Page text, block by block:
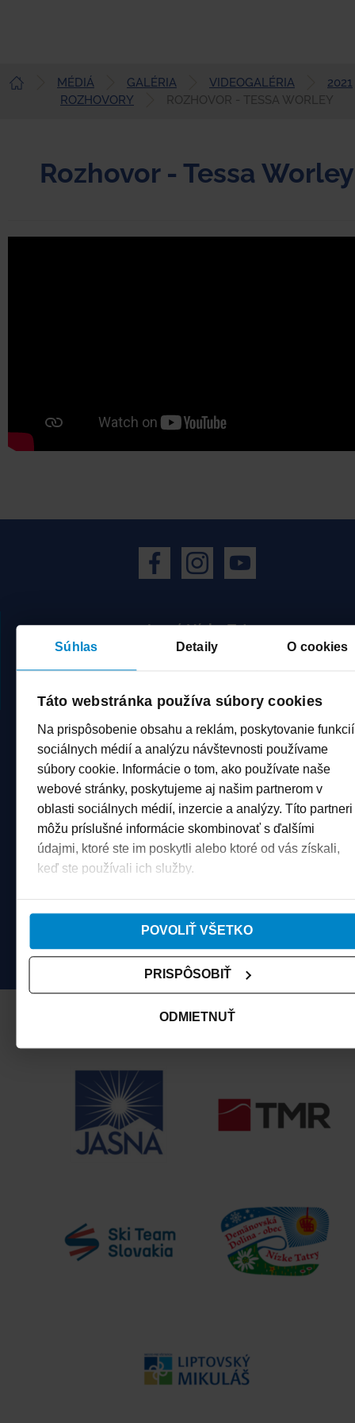
Súhlas Detaily O cookies
Táto webstránka používa súbory cookies
Na prispôsobenie obsahu a reklám, poskytovanie funkcií
sociálnych médií a analýzu návštevnosti používame
súbory cookie. Informácie o tom, ako používate naše
webové stránky, poskytujeme aj našim partnerom v
oblasti sociálnych médií, inzercie a analýzy. Títo partneri
môžu príslušné informácie skombinovať s ďalšími
údajmi, ktoré ste im poskytli alebo ktoré od vás získali,
keď ste používali ich služby.
POVOLIŤ VŠETKO
PRISPÔSOBIŤ
ODMIETNUŤ
Slovenčina
MÉDIÁ GALÉRIA VIDEOGALÉRIA
2021
ROZHOVORY
ROZHOVOR - TESSA WORLEY
Rozhovor - Tessa Worley
Jasná Nízke Tatry
Demänovská dolina 72
031 01 Liptovský Mikuláš
Slovensko
Všeobecné informácie:
info@worldcupjasna.sk
Ubytovanie:
marketing@worldcupjasna.sk
media@worldcupjasna.sk
eshop@worldcupjasna.sk
VIP:
vip@worldcupjasna.sk